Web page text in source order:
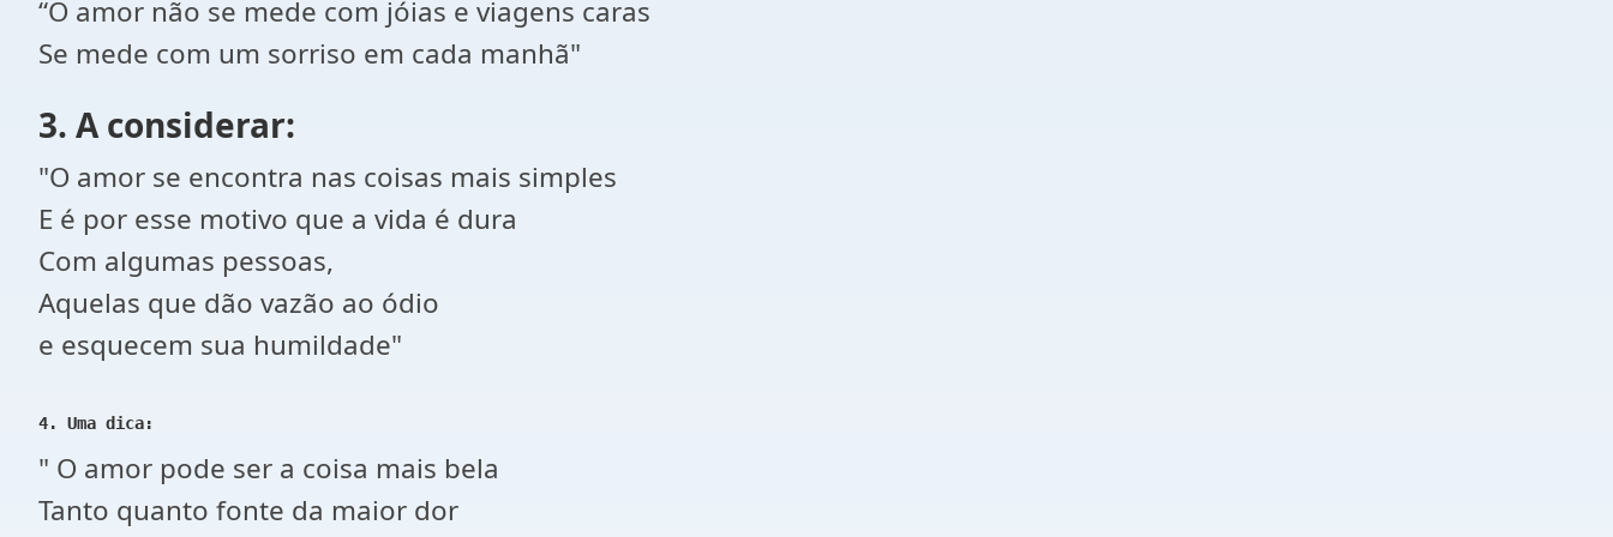
“O amor não se mede com jóias e viagens caras
Se mede com um sorriso em cada manhã"
3. A considerar:
"O amor se encontra nas coisas mais simples
E é por esse motivo que a vida é dura
Com algumas pessoas,
Aquelas que dão vazão ao ódio
e esquecem sua humildade"
4. Uma dica:
" O amor pode ser a coisa mais bela
Tanto quanto fonte da maior dor